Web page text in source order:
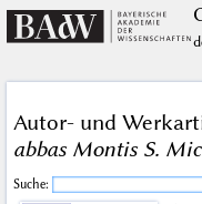
Autor- und
abbas Montis S.
Suche: